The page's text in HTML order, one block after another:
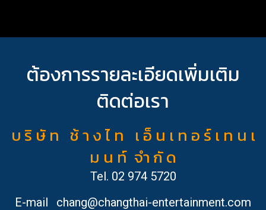
ต้องการรายละเอียดเพิ่มเติม
ติดต่อเรา
บ ริ ษั ท ช้ า ง ไ ท เ อ็ น เ ท อ ร์ เ ท น เ
ม น ท์ จำ กั ด
Tel. 02 974 5720
E-mail
chang@changthai-entertainment.com